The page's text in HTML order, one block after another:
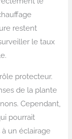
restent
le taux
protecteur.
de la plante
Cependant,
pourrait
à un éclairage